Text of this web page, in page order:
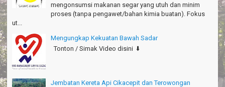
mengonsumsi makanan segar yang utuh dan minim
proses (tanpa pengawet/bahan kimia buatan). Fokus
ut...
Mengungkap Kekuatan Bawah Sadar
Tonton / Simak Video disini ⬇️
Jembatan Kereta Api Cikacepit dan Terowongan